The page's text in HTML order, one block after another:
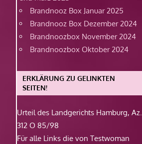
Brandnooz Box Januar 2025
Brandnooz Box Dezember 2024
Brandnoozbox November 2024
Brandnoozbox Oktober 2024
ERKLÄRUNG ZU GELINKTEN
SEITEN!
Urteil des Landgerichts Hamburg, Az.
312 O 85/98
Für alle Links die von Testwoman